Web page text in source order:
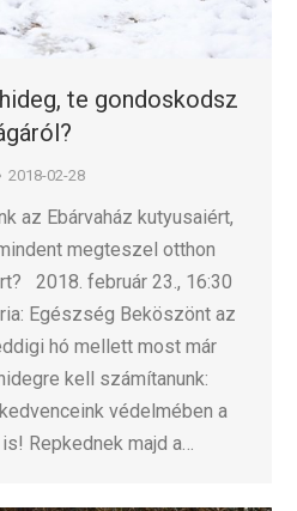
te gondoskodsz
2018-02-28
az Ebárvaház kutyusaiért,
megteszel otthon
2018. február 23., 16:30
Egészség Beköszönt az
hó mellett most már
kell számítanunk:
védelmében a
Repkednek majd a…